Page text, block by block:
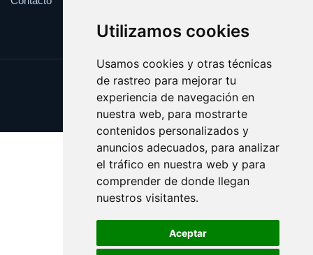
Utilizamos cookies
Usamos cookies y otras técnicas
de rastreo para mejorar tu
experiencia de navegación en
nuestra web, para mostrarte
contenidos personalizados y
anuncios adecuados, para analizar
el tráfico en nuestra web y para
comprender de donde llegan
nuestros visitantes.
Aceptar
Update cookies preferences
Copyright © 2025 elrefranero.es